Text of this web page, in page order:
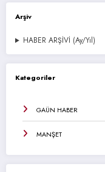
Arşiv
HABER ARŞİVİ (Ay/Yıl)
Kategoriler
GAÜN HABER
MANŞET